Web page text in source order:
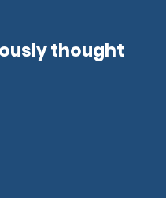
thought